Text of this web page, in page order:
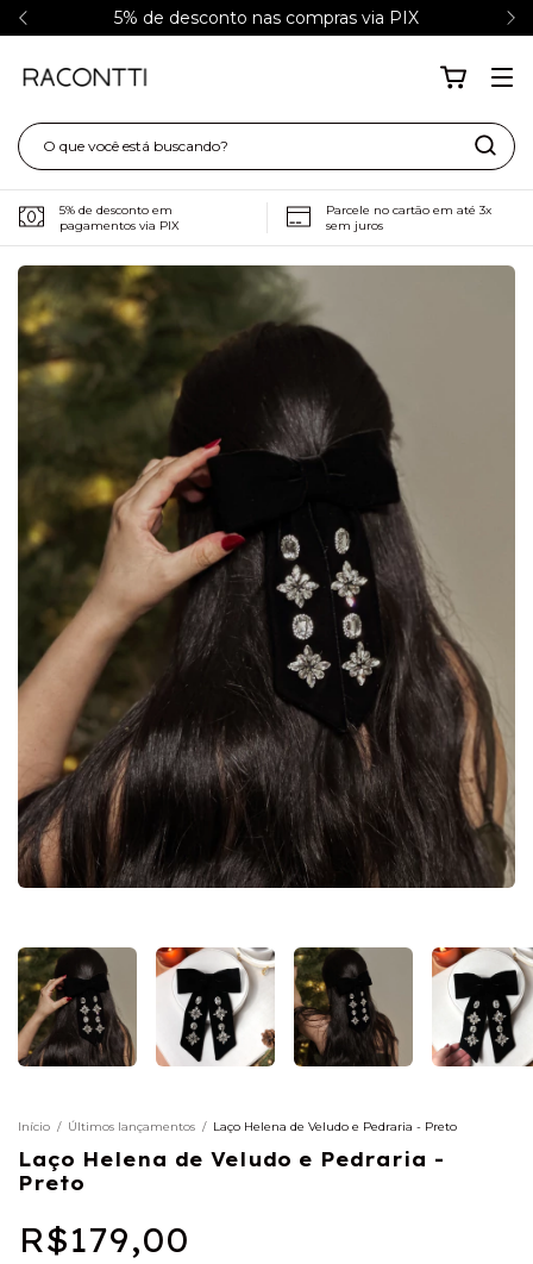
5% de desconto nas compras via PIX
5% de desconto em
pagamentos via PIX
Parcele no cartão em até 3x
sem juros
Início / Últimos lançamentos / Laço Helena de Veludo e Pedraria - Preto
Laço Helena de Veludo e Pedraria -
Preto
R$179,00